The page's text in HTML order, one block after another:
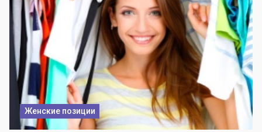
Женские позиции